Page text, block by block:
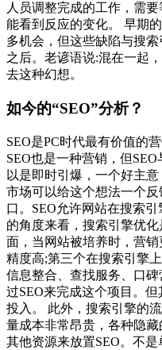
人员调整完成的工作，需
能看到反应的变化。 早期
多机会，但这些缺陷与搜
之后。老谚语说:混在一起
去这种幻想。
如今的“SEO”分析？
SEO是PC时代最有价值的
SEO也是一种营销，但
以是即时引爆，一个好主
市场可以给这个想法一个
口。SEO允许网站在搜索
的角度来看，搜索引擎优
面，当网站被培养时，营
精度高;第三个在搜索引擎
信息整合、查找服务、口
过SEO来完成这个项目。
投入。 此外，搜索引擎的
量成本非常昂贵，各种隐
其他资源来放置SEO。不